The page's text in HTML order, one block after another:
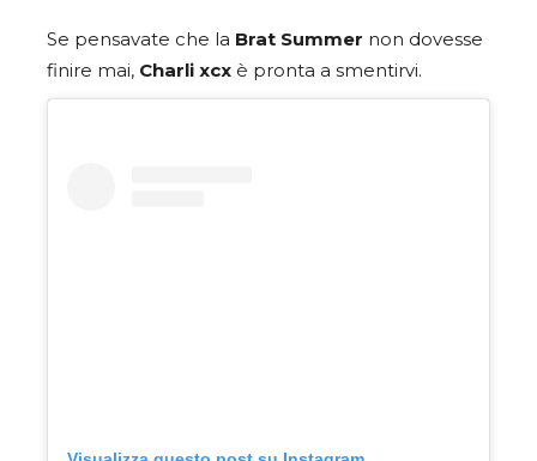
Se pensavate che la Brat Summer non dovesse
finire mai, Charli xcx è pronta a smentirvi.